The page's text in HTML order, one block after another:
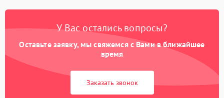
Замена платы управления 2200 ₽ Подробнее →
У Вас остались вопросы?
Оставьте заявку, мы свяжемся с Вами в ближайшее
время
Заказать звонок